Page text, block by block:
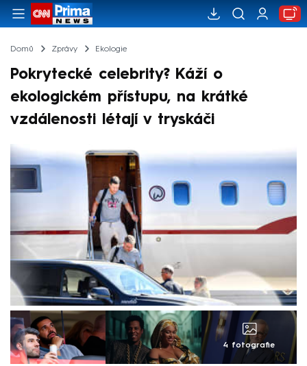
Domů Zprávy Ekologie
Pokrytecké celebrity? Káží o
ekologickém přístupu, na krátké
vzdálenosti létají v tryskáči
4 fotografie